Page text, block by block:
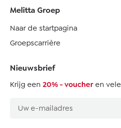
Melitta Groep
Naar de startpagina
Groepscarrière
Nieuwsbrief
Krijg een 20% - voucher en